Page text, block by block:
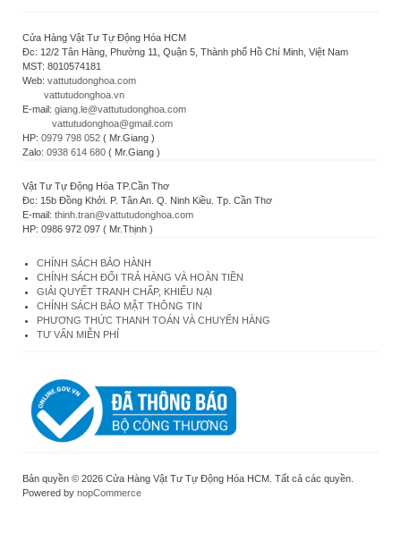
Cửa Hàng Vật Tư Tự Động Hóa HCM
Đc: 12/2 Tân Hàng, Phường 11, Quận 5, Thành phố Hồ Chí Minh, Việt Nam
MST: 8010574181
Web: vattutudonghoa.com
vattutudonghoa.vn
E-mail: giang.le@vattutudonghoa.com
vattutudonghoa@gmail.com
HP: 0979 798 052 ( Mr.Giang )
Zalo: 0938 614 680 ( Mr.Giang )
Vật Tư Tự Động Hóa TP.Cần Thơ
Đc: 15b Đồng Khởi. P. Tân An. Q. Ninh Kiều. Tp. Cần Thơ
E-mail: thinh.tran@vattutudonghoa.com
HP: 0986 972 097 ( Mr.Thịnh )
CHÍNH SÁCH BẢO HÀNH
CHÍNH SÁCH ĐỔI TRẢ HÀNG VÀ HOÀN TIỀN
GIẢI QUYẾT TRANH CHẤP, KHIẾU NẠI
CHÍNH SÁCH BẢO MẬT THÔNG TIN
PHƯƠNG THỨC THANH TOÁN VÀ CHUYỂN HÀNG
TƯ VẤN MIỄN PHÍ
Bản quyền © 2026 Cửa Hàng Vật Tư Tự Động Hóa HCM. Tất cả các quyền.
Powered by nopCommerce